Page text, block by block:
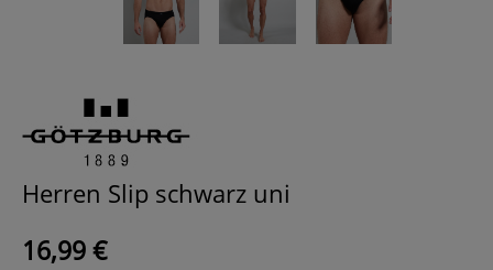
Herren Slip schwarz uni
16,99 €